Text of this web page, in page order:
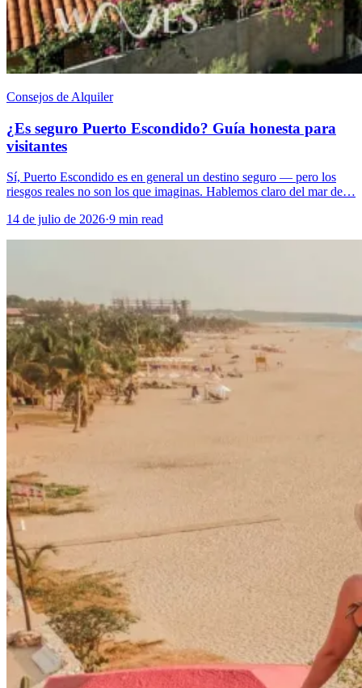
Consejos de Alquiler
¿Es seguro Puerto Escondido? Guía honesta para
visitantes
Sí, Puerto Escondido es en general un destino seguro — pero los
riesgos reales no son los que imaginas. Hablemos claro del mar de…
14 de julio de 2026·9 min read